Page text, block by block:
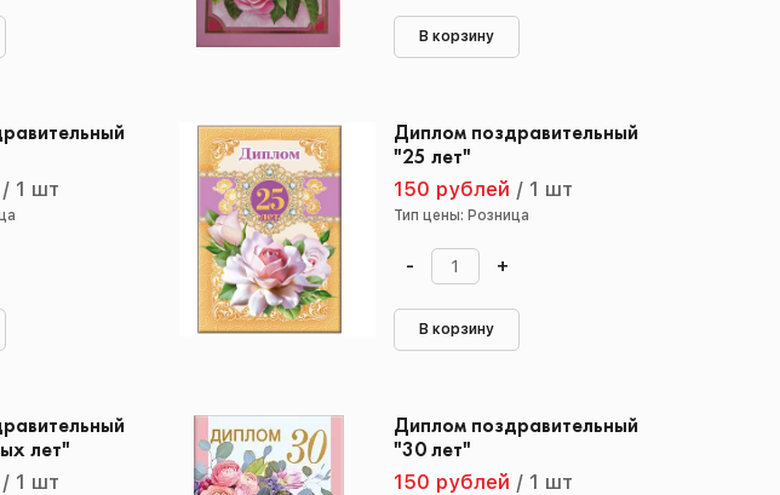
В корзину
/ 1 шт
Диплом поздравительный
"25 лет"
150 рублей / 1 шт
Тип цены: Розница
- +
В корзину
лет"
/ 1 шт
Диплом поздравительный
"30 лет"
150 рублей / 1 шт